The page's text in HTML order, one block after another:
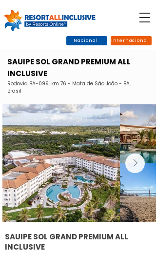
Nacional Internacional
SAUIPE SOL GRAND PREMIUM ALL
INCLUSIVE
Rodovia BA-099, km 76 - Mata de São João - BA,
Brasil
SAUIPE SOL GRAND PREMIUM ALL
INCLUSIVE